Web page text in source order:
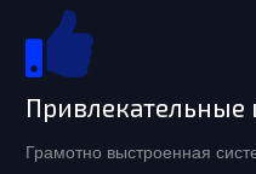
Привлекательные
Грамотно выстроенная